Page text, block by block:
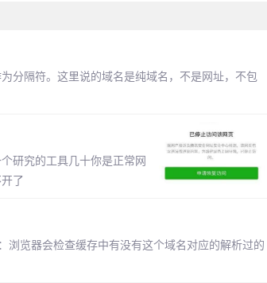
分隔符。这里说的域名是纯域名，不是网址，不包
研究的工具几十你是正常网
了
览器会检查缓存中有没有这个域名对应的解析过的